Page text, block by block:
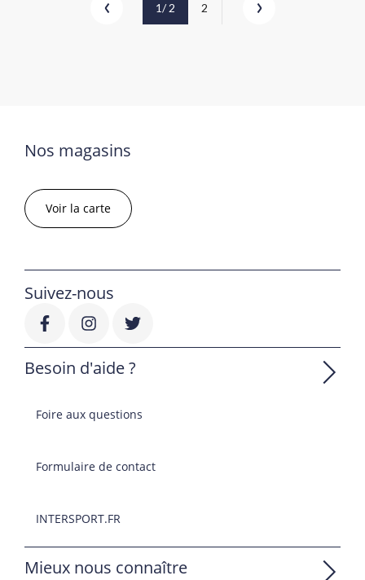
1/ 2 2
Nos magasins
Voir la carte
Suivez-nous
Besoin d'aide ?
Foire aux questions
Formulaire de contact
INTERSPORT.FR
Mieux nous connaître